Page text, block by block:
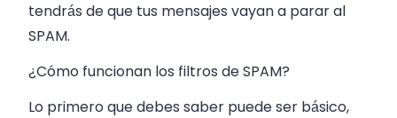
tendrás de que tus mensajes vayan a parar al
SPAM.
¿Cómo funcionan los filtros de SPAM?
Lo primero que debes saber puede ser básico,